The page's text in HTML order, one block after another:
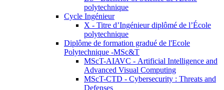
polytechnique
Cycle Ingénieur
X - Titre d’Ingénieur diplômé de l’École
polytechnique
Diplôme de formation gradué de l'Ecole
Polytechnique -MSc&T
MScT-AIAVC - Artificial Intelligence and
Advanced Visual Computing
MScT-CTD - Cybersecurity : Threats and
Defenses